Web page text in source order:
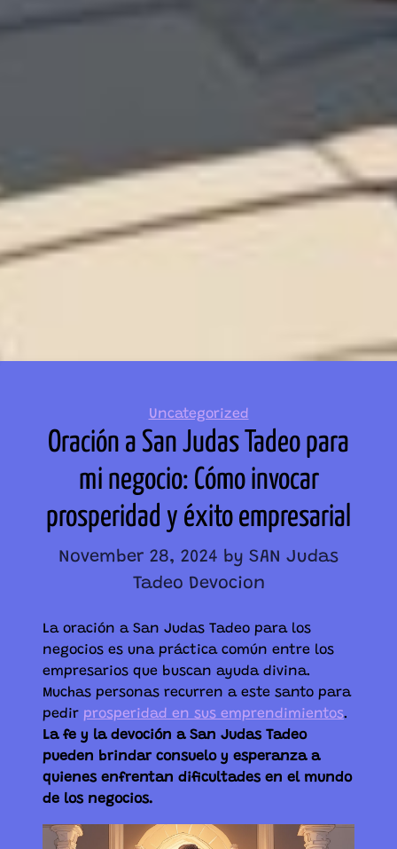
Categories
Uncategorized
Oración a San Judas Tadeo para
mi negocio: Cómo invocar
prosperidad y éxito empresarial
November 28, 2024 by SAN Judas
Tadeo Devocion
La oración a San Judas Tadeo para los
negocios es una práctica común entre los
empresarios que buscan ayuda divina.
Muchas personas recurren a este santo para
pedir prosperidad en sus emprendimientos.
La fe y la devoción a San Judas Tadeo
pueden brindar consuelo y esperanza a
quienes enfrentan dificultades en el mundo
de los negocios.